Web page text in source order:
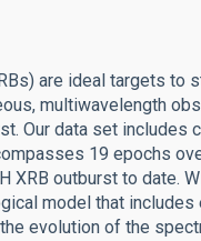
are ideal targets
multiwavelength
Our data set
19 epochs
XRB outburst to date.
model that
evolution of the